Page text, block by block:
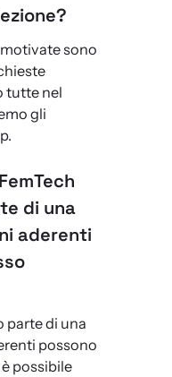
sono
tutte nel
gli
di una
aderenti
parte di una
possono
possibile